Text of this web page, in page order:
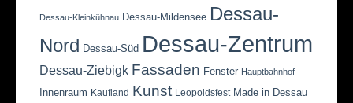
Dessau-Kleinkühnau Dessau-Mildensee Dessau-
Nord Dessau-Süd Dessau-Zentrum
Dessau-Ziebigk Fassaden Fenster Hauptbahnhof
Innenraum Kaufland Kunst Leopoldsfest Made in Dessau